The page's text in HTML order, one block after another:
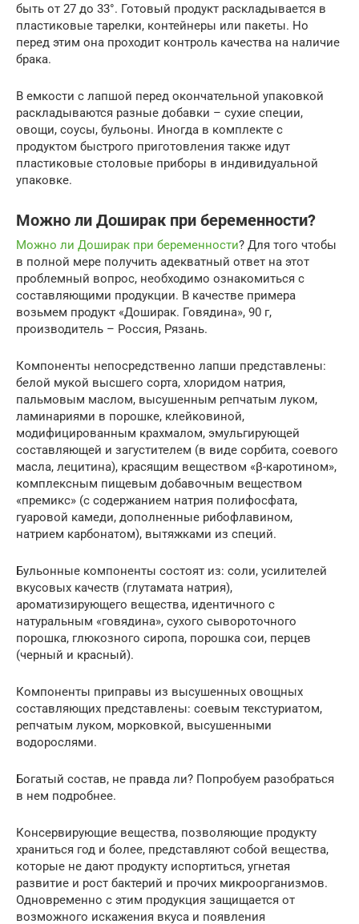
быть от 27 до 33°. Готовый продукт раскладывается в
пластиковые тарелки, контейнеры или пакеты. Но
перед этим она проходит контроль качества на наличие
брака.
В емкости с лапшой перед окончательной упаковкой
раскладываются разные добавки – сухие специи,
овощи, соусы, бульоны. Иногда в комплекте с
продуктом быстрого приготовления также идут
пластиковые столовые приборы в индивидуальной
упаковке.
Можно ли Доширак при беременности?
Можно ли Доширак при беременности? Для того чтобы
в полной мере получить адекватный ответ на этот
проблемный вопрос, необходимо ознакомиться с
составляющими продукции. В качестве примера
возьмем продукт «Доширак. Говядина», 90 г,
производитель – Россия, Рязань.
Компоненты непосредственно лапши представлены:
белой мукой высшего сорта, хлоридом натрия,
пальмовым маслом, высушенным репчатым луком,
ламинариями в порошке, клейковиной,
модифицированным крахмалом, эмульгирующей
составляющей и загустителем (в виде сорбита, соевого
масла, лецитина), красящим веществом «β-каротином»,
комплексным пищевым добавочным веществом
«премикс» (с содержанием натрия полифосфата,
гуаровой камеди, дополненные рибофлавином,
натрием карбонатом), вытяжками из специй.
Бульонные компоненты состоят из: соли, усилителей
вкусовых качеств (глутамата натрия),
ароматизирующего вещества, идентичного с
натуральным «говядина», сухого сывороточного
порошка, глюкозного сиропа, порошка сои, перцев
(черный и красный).
Компоненты приправы из высушенных овощных
составляющих представлены: соевым текстуриатом,
репчатым луком, морковкой, высушенными
водорослями.
Богатый состав, не правда ли? Попробуем разобраться
в нем подробнее.
Консервирующие вещества, позволяющие продукту
храниться год и более, представляют собой вещества,
которые не дают продукту испортиться, угнетая
развитие и рост бактерий и прочих микроорганизмов.
Одновременно с этим продукция защищается от
возможного искажения вкуса и появления